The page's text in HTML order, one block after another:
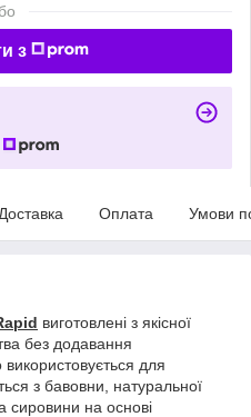
з
Доставка Оплата Умови
виготовлені з якісної
без додавання
для
з бавовни, натуральної
сировини на основі